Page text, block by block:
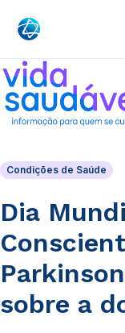
Condições de Saúde
Dia
sobre a